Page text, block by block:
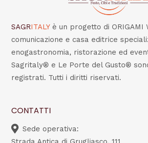
SAGRITALY è un progetto di ORIGAMI
comunicazione e casa editrice
enogastronomia, ristorazione ed
Sagritaly® e Le Porte del Gusto®
registrati. Tutti i diritti riservati.
CONTATTI
Sede operativa: